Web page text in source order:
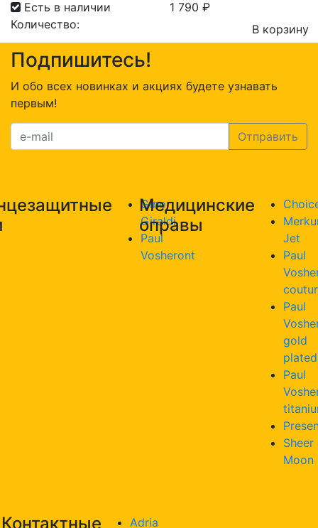
Есть в наличии
1 790 ₽
Количество:
Количество
товара
Sheer
Moon
831
C3
В корзину
Подпишитесь!
И обо всех новинках и акциях будете узнавать
первым!
Gino
Giraldi
Paul
Vosheront
Медицинские
оправы
Jet
Paul
Paul
gold
plated
Paul
Sheer
Moon
Контактные Adria